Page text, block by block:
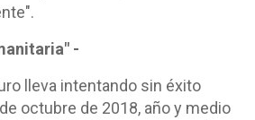
-
lleva intentando sin éxito
octubre de 2018, año y medio